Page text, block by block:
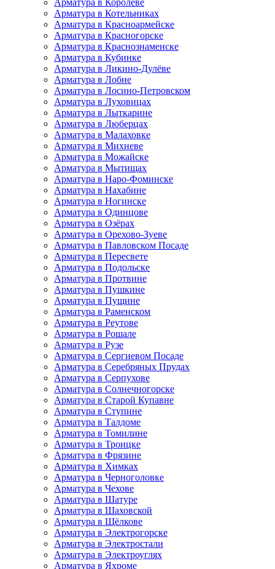
Арматура в Королеве
Арматура в Котельниках
Арматура в Красноармейске
Арматура в Красногорске
Арматура в Краснознаменске
Арматура в Кубинке
Арматура в Ликино-Дулёве
Арматура в Лобне
Арматура в Лосино-Петровском
Арматура в Луховицах
Арматура в Лыткарине
Арматура в Люберцах
Арматура в Малаховке
Арматура в Михневе
Арматура в Можайске
Арматура в Мытищах
Арматура в Наро-Фоминске
Арматура в Нахабине
Арматура в Ногинске
Арматура в Одинцове
Арматура в Озёрах
Арматура в Орехово-Зуеве
Арматура в Павловском Посаде
Арматура в Пересвете
Арматура в Подольске
Арматура в Протвине
Арматура в Пушкине
Арматура в Пущине
Арматура в Раменском
Арматура в Реутове
Арматура в Рошале
Арматура в Рузе
Арматура в Сергиевом Посаде
Арматура в Серебряных Прудах
Арматура в Серпухове
Арматура в Солнечногорске
Арматура в Старой Купавне
Арматура в Ступине
Арматура в Талдоме
Арматура в Томилине
Арматура в Троицке
Арматура в Фрязине
Арматура в Химках
Арматура в Черноголовке
Арматура в Чехове
Арматура в Шатуре
Арматура в Шаховской
Арматура в Щёлкове
Арматура в Электрогорске
Арматура в Электростали
Арматура в Электроуглях
Арматура в Яхроме